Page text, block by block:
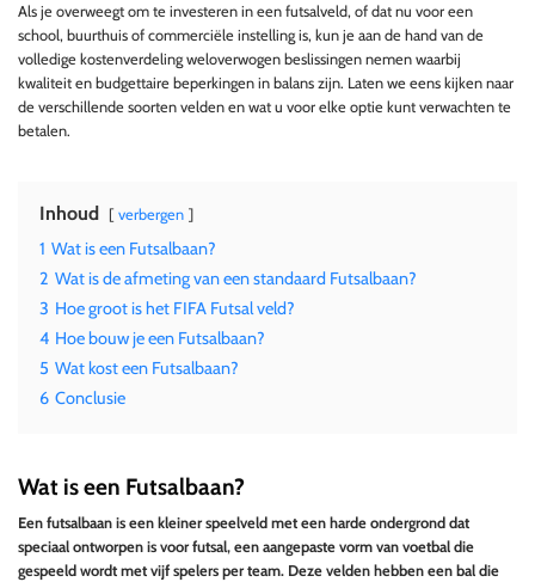
Als je overweegt om te investeren in een futsalveld, of dat nu voor een
school, buurthuis of commerciële instelling is, kun je aan de hand van de
volledige kostenverdeling weloverwogen beslissingen nemen waarbij
kwaliteit en budgettaire beperkingen in balans zijn. Laten we eens kijken naar
de verschillende soorten velden en wat u voor elke optie kunt verwachten te
betalen.
Inhoud verbergen
1 Wat is een Futsalbaan?
2 Wat is de afmeting van een standaard Futsalbaan?
3 Hoe groot is het FIFA Futsal veld?
4 Hoe bouw je een Futsalbaan?
5 Wat kost een Futsalbaan?
6 Conclusie
Wat is een Futsalbaan?
Een futsalbaan is een kleiner speelveld met een harde ondergrond dat
speciaal ontworpen is voor futsal, een aangepaste vorm van voetbal die
gespeeld wordt met vijf spelers per team. Deze velden hebben een bal die